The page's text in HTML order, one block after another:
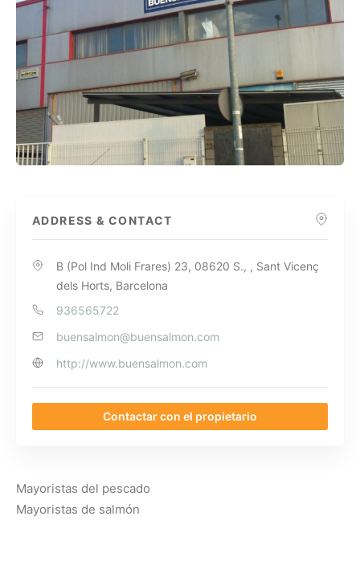
ADDRESS & CONTACT
B (Pol Ind Moli Frares) 23, 08620 S., , Sant Vicenç
dels Horts, Barcelona
936565722
buensalmon@buensalmon.com
http://www.buensalmon.com
Contactar con el propietario
Mayoristas del pescado
Mayoristas de salmón